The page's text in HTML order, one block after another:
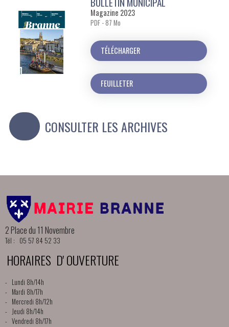
Magazine 2023
PDF - 87 Mo
TÉLÉCHARGER
FEUILLETER
CONSULTER LES ARCHIVES
2 Place du 11 Novembre
Tél : 05 57 84 52 33
HORAIRES D' OUVERTURE
- Lundi 8h/14h
- Mardi 8h/17h
- Mercredi 8h/12h
- Jeudi 8h/14h
- Vendredi 8h/17h